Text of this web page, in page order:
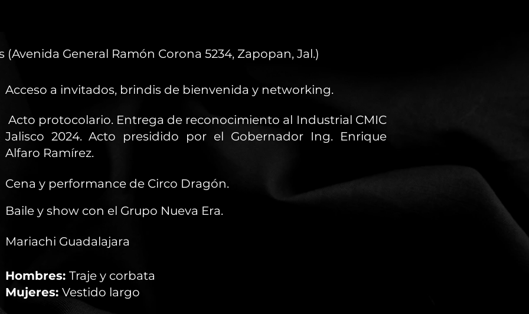
General Ramón Corona 5234, Zapopan, Jal.)
Acceso a invitados, brindis de bienvenida y networking.
Acto protocolario. Entrega de reconocimiento al Industrial CMIC
Jalisco 2024. Acto presidido por el Gobernador Ing. Enrique
Alfaro Ramírez.
Cena y performance de Circo Dragón.
Baile y show con el Grupo Nueva Era.
Mariachi Guadalajara
Hombres: Traje y corbata
Mujeres: Vestido largo